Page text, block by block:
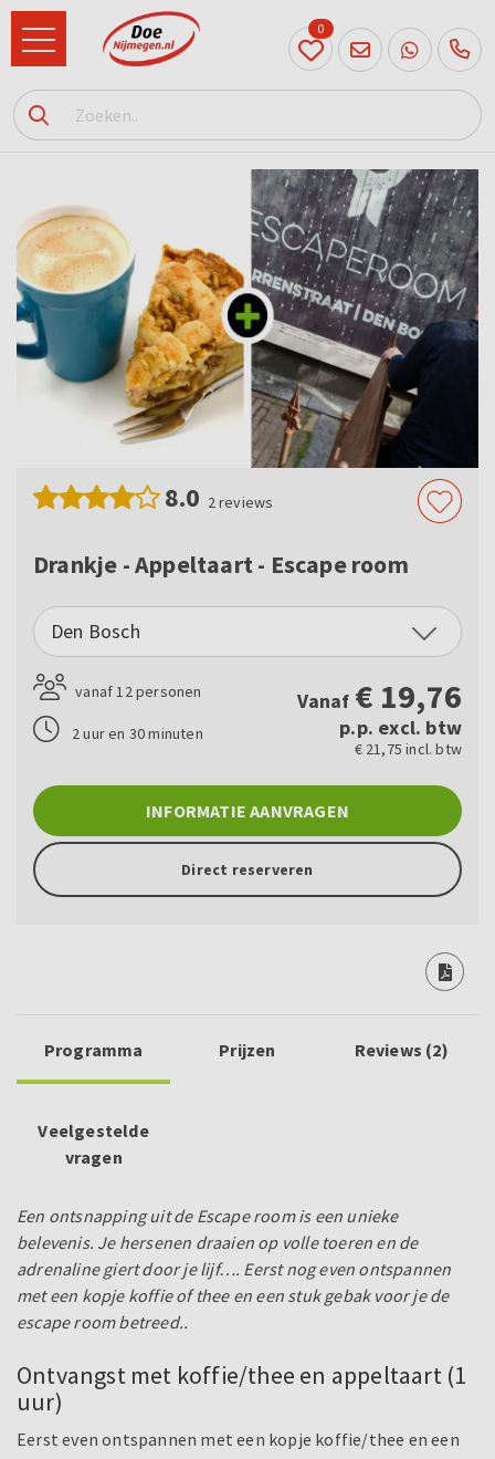
024
204
20 31
0
8.0 2reviews
Drankje - Appeltaart - Escape room
Den Bosch
vanaf 12 personen
2 uur en 30 minuten
Vanaf € 19,76
p.p. excl. btw
€ 21,75 incl. btw
INFORMATIE AANVRAGEN
Direct reserveren
Programma Prijzen Reviews (2)
Veelgestelde
vragen
Een ontsnapping uit de Escape room is een unieke
belevenis. Je hersenen draaien op volle toeren en de
adrenaline giert door je lijf…. Eerst nog even ontspannen
met een kopje koffie of thee en een stuk gebak voor je de
escape room betreed..
Ontvangst met koffie/thee en appeltaart (1
uur)
Eerst even ontspannen met een kopje koffie/thee en een